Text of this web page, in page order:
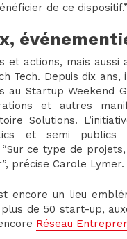
de ce dispositif.”
et actions, mais
Tech. Depuis dix
au Startup Weekend
et autres
Solutions.
et semi publics
ce type de
précise Carole Lymer.
encore un lieu
de 50 start-up,
Réseau